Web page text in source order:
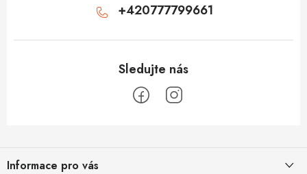
+420777799661
Informace pro vás